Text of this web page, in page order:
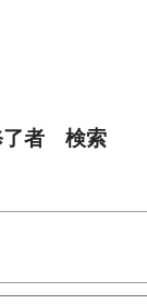
了者 検索